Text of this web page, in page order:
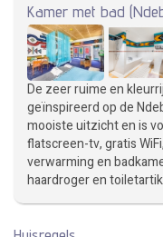
Kamer met bad
De zeer ruime en
geïnspireerd op de
mooiste uitzicht en is
flatscreen-tv, gratis
verwarming en
haardroger en